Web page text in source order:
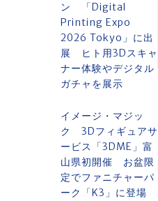
ン 「Digital
Printing Expo
2026 Tokyo」に出
展 ヒト用3Dスキャ
ナー体験やデジタル
ガチャを展示
イメージ・マジッ
ク 3Dフィギュアサ
ービス「3DME」富
山県初開催 お盆限
定でファニチャーパ
ーク「K3」に登場